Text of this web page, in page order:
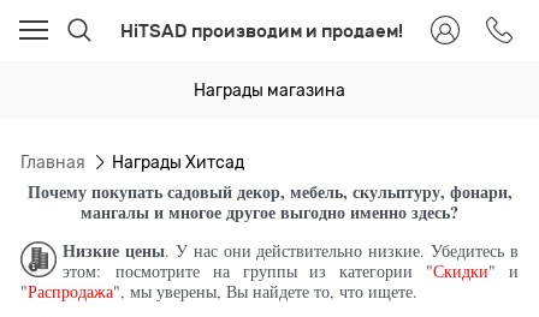
HiTSAD производим и продаем!
Награды магазина
Главная Награды Хитсад
Почему покупать садовый декор, мебель, скульптуру, фонари,
мангалы и многое другое выгодно именно здесь?
Низкие цены. У нас они действительно низкие. Убедитесь в
этом: посмотрите на группы из категории "Скидки" и
"Распродажа", мы уверены, Вы найдете то, что ищете.